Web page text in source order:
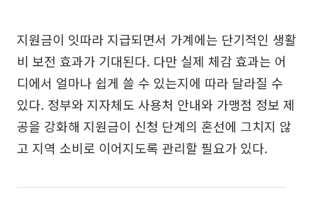
지원금이 잇따라 지급되면서 가계에는 단기적인 생활
비 보전 효과가 기대된다. 다만 실제 체감 효과는 어
디에서 얼마나 쉽게 쓸 수 있는지에 따라 달라질 수
있다. 정부와 지자체도 사용처 안내와 가맹점 정보 제
공을 강화해 지원금이 신청 단계의 혼선에 그치지 않
고 지역 소비로 이어지도록 관리할 필요가 있다.